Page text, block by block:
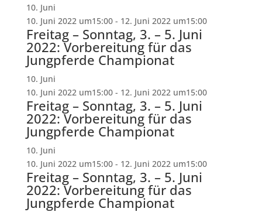
10. Juni
10. Juni 2022 um15:00- 12. Juni 2022 um15:00
Freitag – Sonntag, 3. – 5. Juni
2022: Vorbereitung für das
Jungpferde Championat
10. Juni
10. Juni 2022 um15:00- 12. Juni 2022 um15:00
Freitag – Sonntag, 3. – 5. Juni
2022: Vorbereitung für das
Jungpferde Championat
10. Juni
10. Juni 2022 um15:00- 12. Juni 2022 um15:00
Freitag – Sonntag, 3. – 5. Juni
2022: Vorbereitung für das
Jungpferde Championat